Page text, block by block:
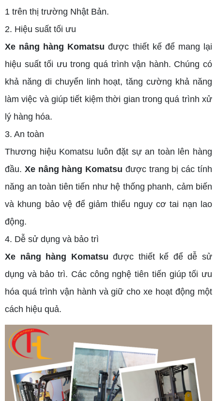
1 trên thị trường Nhật Bản.
2. Hiệu suất tối ưu
Xe nâng hàng Komatsu được thiết kế để mang lại
hiệu suất tối ưu trong quá trình vận hành. Chúng có
khả năng di chuyển linh hoạt, tăng cường khả năng
làm việc và giúp tiết kiệm thời gian trong quá trình xử
lý hàng hóa.
3. An toàn
Thương hiệu Komatsu luôn đặt sự an toàn lên hàng
đầu. Xe nâng hàng Komatsu được trang bị các tính
năng an toàn tiên tiến như hệ thống phanh, cảm biến
và khung bảo vệ để giảm thiểu nguy cơ tai nạn lao
động.
4. Dễ sử dụng và bảo trì
Xe nâng hàng Komatsu được thiết kế để dễ sử
dụng và bảo trì. Các công nghệ tiên tiến giúp tối ưu
hóa quá trình vận hành và giữ cho xe hoạt động một
cách hiệu quả.